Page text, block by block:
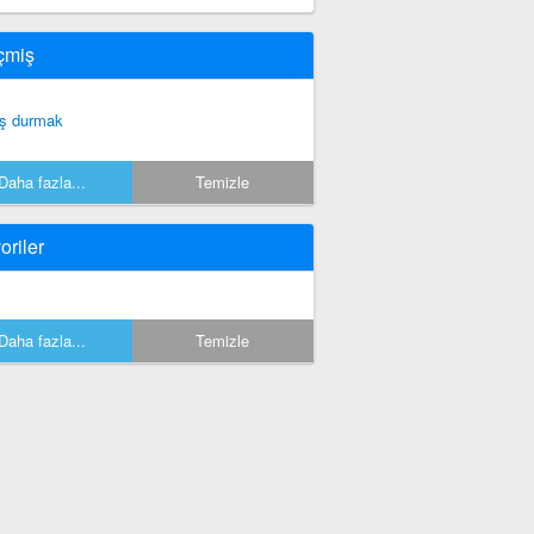
durmak
Daha fazla... Temizle
Daha fazla... Temizle